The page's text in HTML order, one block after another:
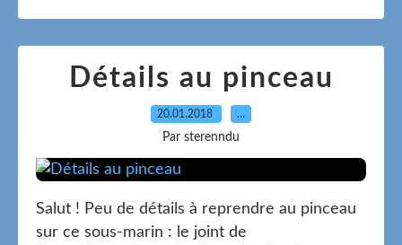
Détails au pinceau
20.01.2018 …
Par sterenndu
Salut ! Peu de détails à reprendre au pinceau
sur ce sous-marin : le joint de